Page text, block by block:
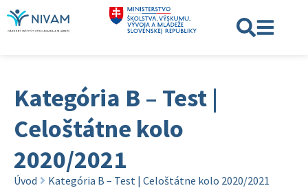
Kategória B – Test |
Celoštátne kolo
2020/2021
Úvod Kategória B – Test | Celoštátne kolo 2020/2021